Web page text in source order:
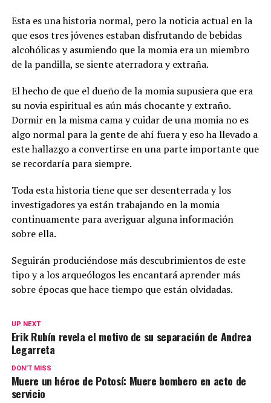
Esta es una historia normal, pero la noticia actual en la
que esos tres jóvenes estaban disfrutando de bebidas
alcohólicas y asumiendo que la momia era un miembro
de la pandilla, se siente aterradora y extraña.
El hecho de que el dueño de la momia supusiera que era
su novia espiritual es aún más chocante y extraño.
Dormir en la misma cama y cuidar de una momia no es
algo normal para la gente de ahí fuera y eso ha llevado a
este hallazgo a convertirse en una parte importante que
se recordaría para siempre.
Toda esta historia tiene que ser desenterrada y los
investigadores ya están trabajando en la momia
continuamente para averiguar alguna información
sobre ella.
Seguirán produciéndose más descubrimientos de este
tipo y a los arqueólogos les encantará aprender más
sobre épocas que hace tiempo que están olvidadas.
UP NEXT
Erik Rubín revela el motivo de su separación de Andrea
Legarreta
DON'T MISS
Muere un héroe de Potosí: Muere bombero en acto de
servicio